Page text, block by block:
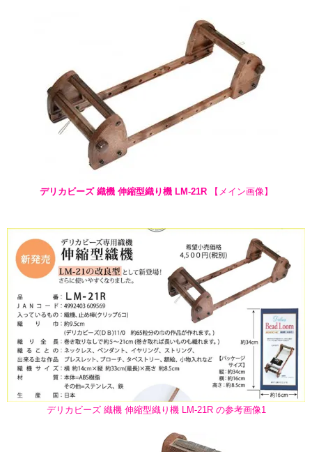
デリカビーズ 織機 伸縮型織り機 LM-21R【メイン画像】
デリカビーズ 織機 伸縮型織り機 LM-21R の参考画像1